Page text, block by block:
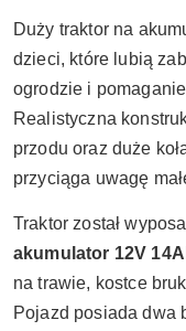
Duży traktor na
dzieci, które lubią
ogrodzie i
Realistyczna
przodu oraz duże
przyciąga uwagę
Traktor został
akumulator 12V
na trawie, kostce
Pojazd posiada dwa